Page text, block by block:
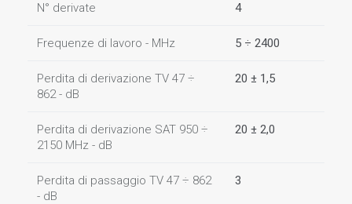
N° derivate 4
Frequenze di lavoro - MHz 5 ÷ 2400
Perdita di derivazione TV 47 ÷
862 - dB
20 ± 1,5
Perdita di derivazione SAT 950 ÷
2150 MHz - dB
20 ± 2,0
Perdita di passaggio TV 47 ÷ 862
- dB
3